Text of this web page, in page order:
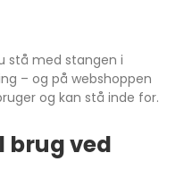
stå med stangen i
– og på webshoppen
og kan stå inde for.
brug ved